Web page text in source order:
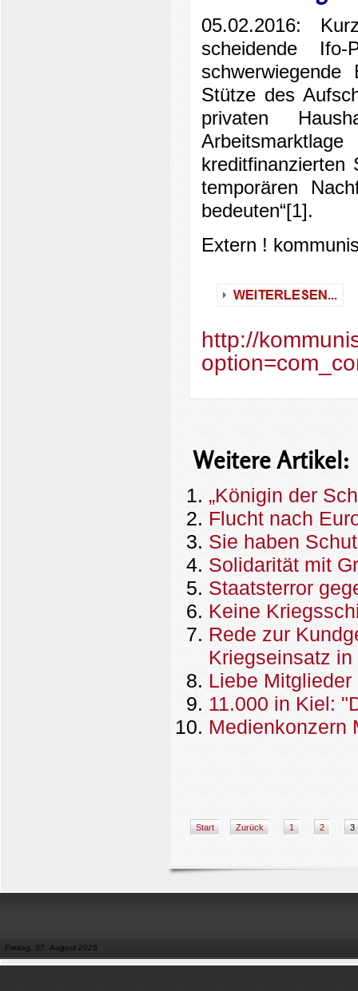
05.02.2016:
scheidende
Stütze des
privaten
temporären
bedeuten“[1].
Extern !
http://
Weitere Artikel:
„Königin der
Flucht nach
Sie haben
Solidarität mit
Staatsterror
Keine
Rede zur
Kriegseinsatz
Liebe
11.000 in Kiel:
Medienkonzern
Start Zurück 1 2 3
Freitag, 07. August 2026